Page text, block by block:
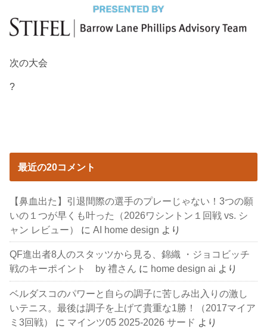
次の大会
?
最近の20コメント
【鼻血出た】引退間際の選手のプレーじゃない！3つの願
いの１つが早くも叶った（2026ワシントン１回戦 vs. シ
ャン レビュー）
にAI home design より
QF進出者8人のスタッツから見る、錦織 ・ジョコビッチ
戦のキーポイント by 禮さん に home design ai より
ベルダスコのパワーと自らの調子に苦しみ出入りの激し
いテニス。最後は調子を上げて貴重な1勝！（2017マイア
ミ3回戦）
に マインツ05 2025-2026 サード より